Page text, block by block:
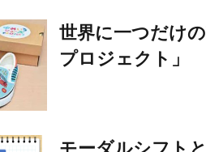
世界に一つだけ
プロジェクト」